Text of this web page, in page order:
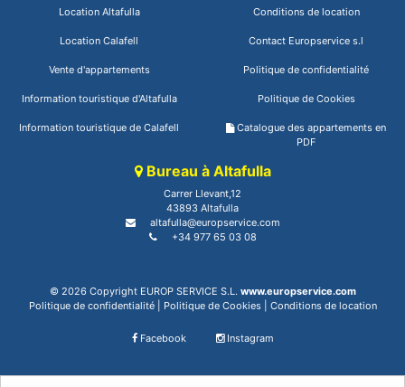
Location Altafulla
Location Calafell
Vente d'appartements
Information touristique d'Altafulla
Information touristique de Calafell
Conditions de location
Contact Europservice s.l
Politique de confidentialité
Politique de Cookies
Catalogue des appartements en
PDF
Bureau à Altafulla
Carrer Llevant,12
43893 Altafulla
altafulla@europservice.com
+34 977 65 03 08
© 2026 Copyright EUROP SERVICE S.L. www.europservice.com
Politique de confidentialité| Politique de Cookies| Conditions de location
Facebook Instagram